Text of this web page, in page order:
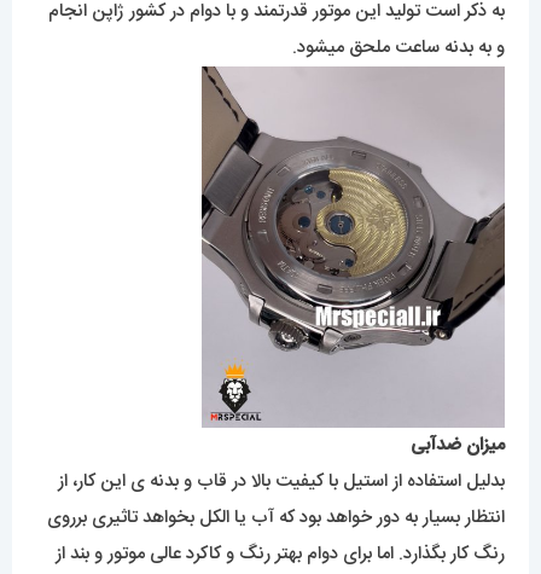
به ذکر است تولید این موتور قدرتمند و با دوام در کشور ژاپن انجام
و به بدنه ساعت ملحق میشود.
میزان ضدآبی
بدلیل استفاده از استیل با کیفیت بالا در قاب و بدنه ی این کار، از
انتظار بسیار به دور خواهد بود که آب یا الکل بخواهد تاثیری برروی
رنگ کار بگذارد. اما برای دوام بهتر رنگ و کاکرد عالی موتور و بند از